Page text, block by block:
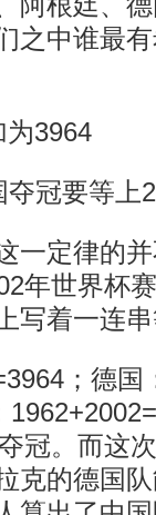
之中谁最
3964
冠要等上
定律的并
年世界杯
写着一连
；德国
冠。而这
克的德国